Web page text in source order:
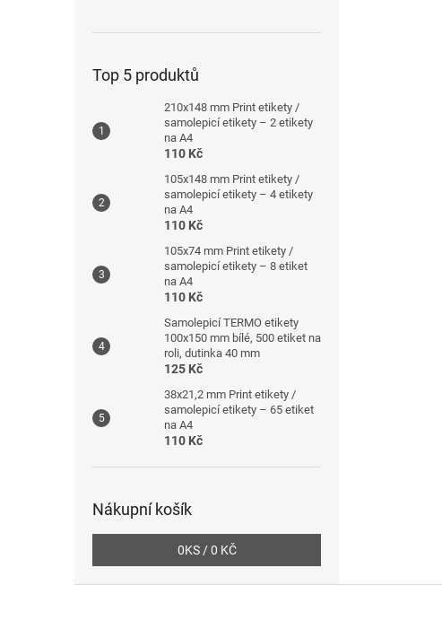
Top 5 produktů
210x148 mm Print etikety /
samolepicí etikety – 2 etikety
na A4
110 Kč
105x148 mm Print etikety /
samolepicí etikety – 4 etikety
na A4
110 Kč
105x74 mm Print etikety /
samolepicí etikety – 8 etiket
na A4
110 Kč
Samolepicí TERMO etikety
100x150 mm bílé, 500 etiket na
roli, dutinka 40 mm
125 Kč
38x21,2 mm Print etikety /
samolepicí etikety – 65 etiket
na A4
110 Kč
Nákupní košík
0KS /0 KČ